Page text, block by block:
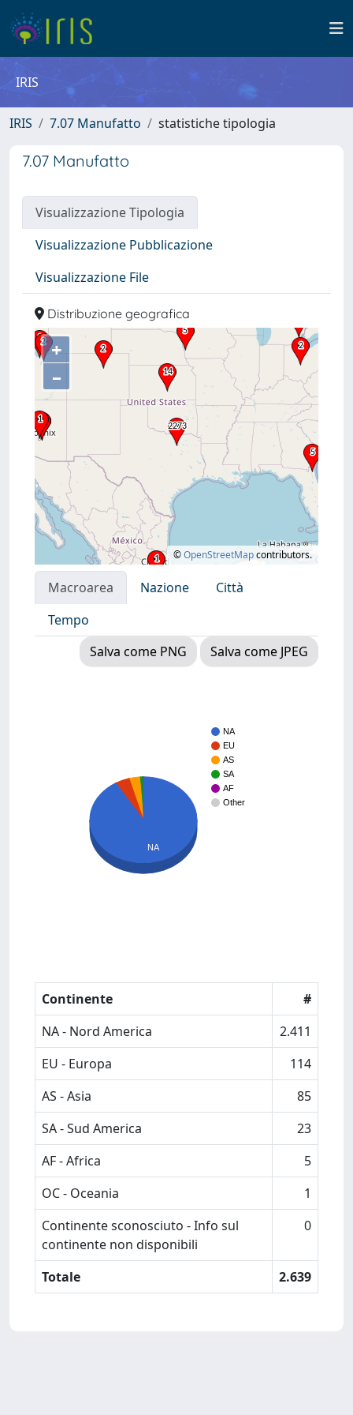
IRIS
IRIS 7.07 Manufatto statistiche tipologia
7.07 Manufatto
Visualizzazione Tipologia
Visualizzazione Pubblicazione
Visualizzazione File
Distribuzione geografica
+
–
©OpenStreetMapcontributors.
Macroarea Nazione
Città
Tempo
Salva come PNG
Salva come JPEG
NA
EU
AS
SA
AF
Other
NA
Continente
#
NA - Nord America
2.411
EU - Europa
114
AS - Asia
85
SA - Sud America
23
AF - Africa
5
OC - Oceania
1
Continente sconosciuto - Info sul
continente non disponibili
0
Totale 2.639